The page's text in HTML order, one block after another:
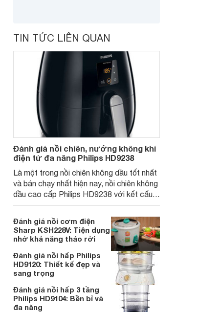
TIN TỨC LIÊN QUAN
Đánh giá nồi chiên, nướng không khí
điện tử đa năng Philips HD9238
Là một trong nồi chiên không dầu tốt nhất
và bán chạy nhất hiện nay, nồi chiên không
dầu cao cấp Philips HD9238 với kết cấu
hiện đại và chất liệu đảm bảo an toàn cho
Đánh giá nồi cơm điện
Sharp KSH228V: Tiện dụng
nhờ khả năng tháo rời
Đánh giá nồi hấp Philips
HD9120: Thiết kế đẹp và
sang trọng
Đánh giá nồi hấp 3 tầng
Philips HD9104: Bền bỉ và
đa năng